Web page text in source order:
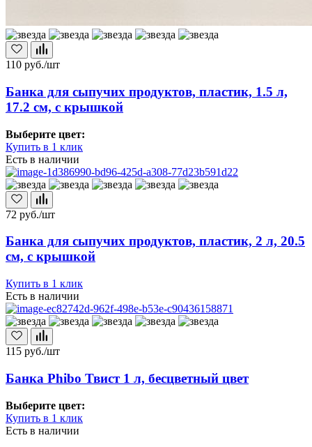
110 руб./шт
Банка для сыпучих продуктов, пластик, 1.5 л,
17.2 см, с крышкой
Выберите цвет:
Купить в 1 клик
Есть в наличии
72 руб./шт
Банка для сыпучих продуктов, пластик, 2 л, 20.5
см, с крышкой
Купить в 1 клик
Есть в наличии
115 руб./шт
Банка Phibo Твист 1 л, бесцветный цвет
Выберите цвет:
Купить в 1 клик
Есть в наличии